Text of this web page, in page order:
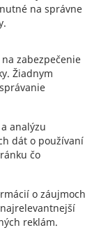
na správne
zabezpečenie
Žiadnym
analýzu
dát o používaní
čo
o záujmoch
reklám.